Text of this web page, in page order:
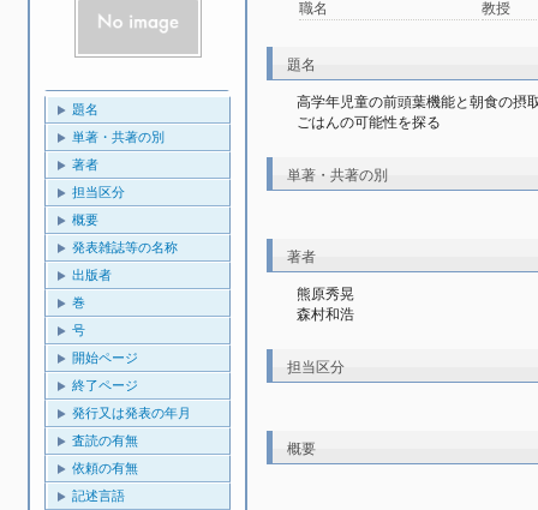
題名
単著・共著の別
著者
担当区分
概要
発表雑誌等の名称
出版者
巻
号
開始ページ
終了ページ
発行又は発表の年月
査読の有無
依頼の有無
記述言語
職名
教授
題名
高学年児童の前頭葉機能と朝食の摂
ごはんの可能性を探る
単著・共著の別
著者
熊原秀晃
森村和浩
担当区分
概要